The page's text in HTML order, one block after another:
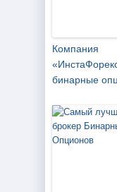
Компания
бинарные